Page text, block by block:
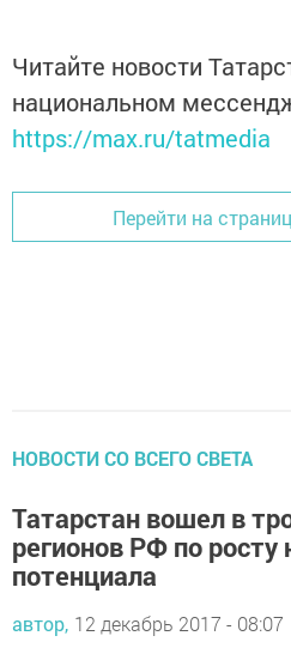
Читайте новости
национальном
https://max.ru/tatmedia
Перейти на
НОВОСТИ СО ВСЕГО СВЕТА
Татарстан вошел в
регионов РФ по росту
потенциала
автор, 12 декабрь 2017 - 08:07